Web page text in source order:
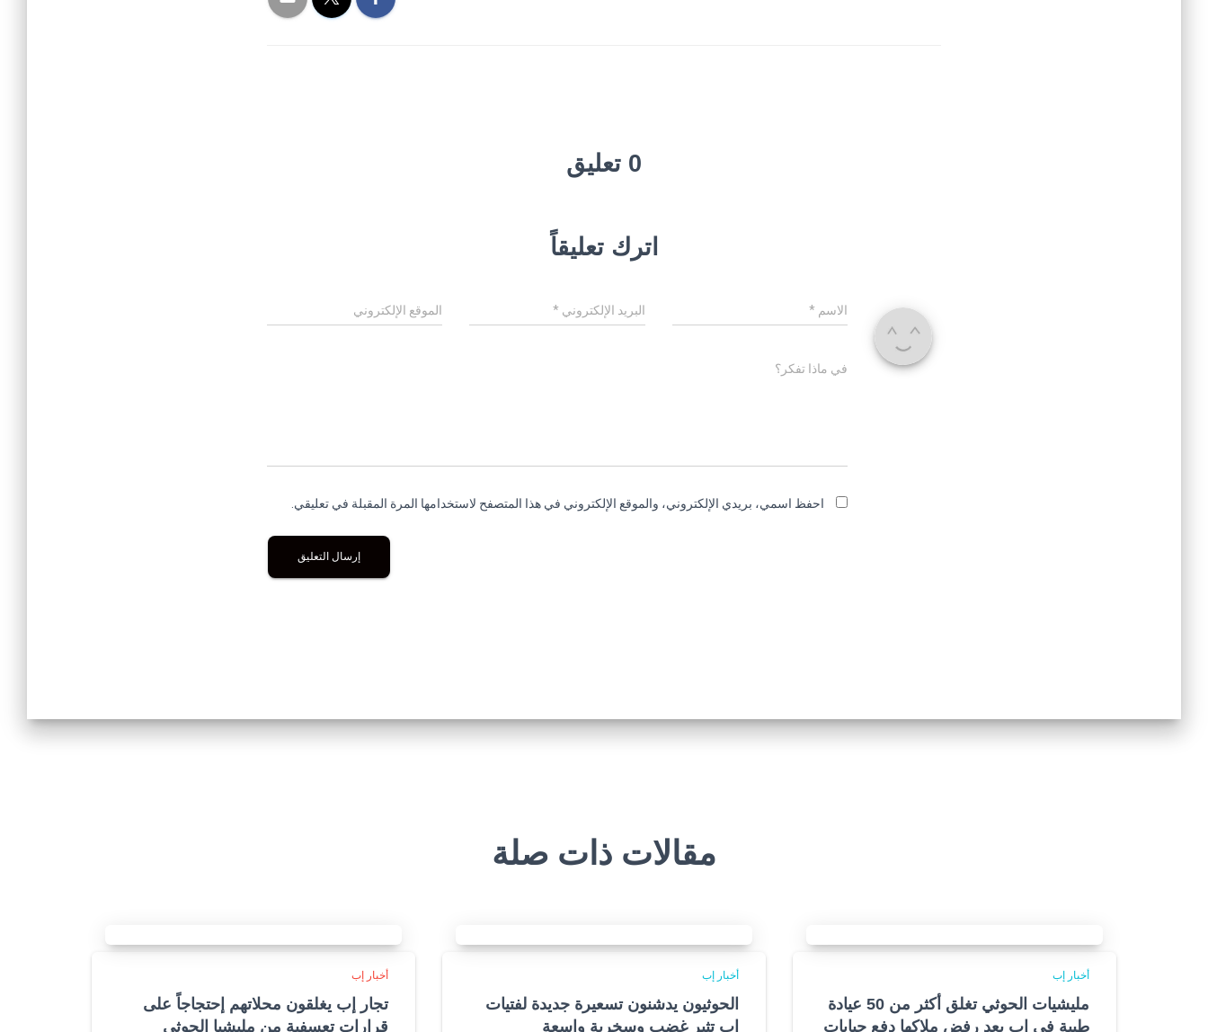
0 تعليق
اترك تعليقاً
الاسم * البريد الإلكتروني * الموقع الإلكتروني
في ماذا تفكر؟
احفظ اسمي، بريدي الإلكتروني، والموقع الإلكتروني في هذا المتصفح لاستخدامها المرة المقبلة في تعليقي.
مقالات ذات صلة
أخبار إب
مليشيات الحوثي تغلق أكثر من 50 عيادة
طبية في إب بعد رفض ملاكها دفع جبايات
أخبار إب
الحوثيون يدشنون تسعيرة جديدة لفتيات
إب تثير غضب وسخرية واسعة
أخبار إب
تجار إب يغلقون محلاتهم إحتجاجاً على
قرارات تعسفية من مليشيا الحوثي